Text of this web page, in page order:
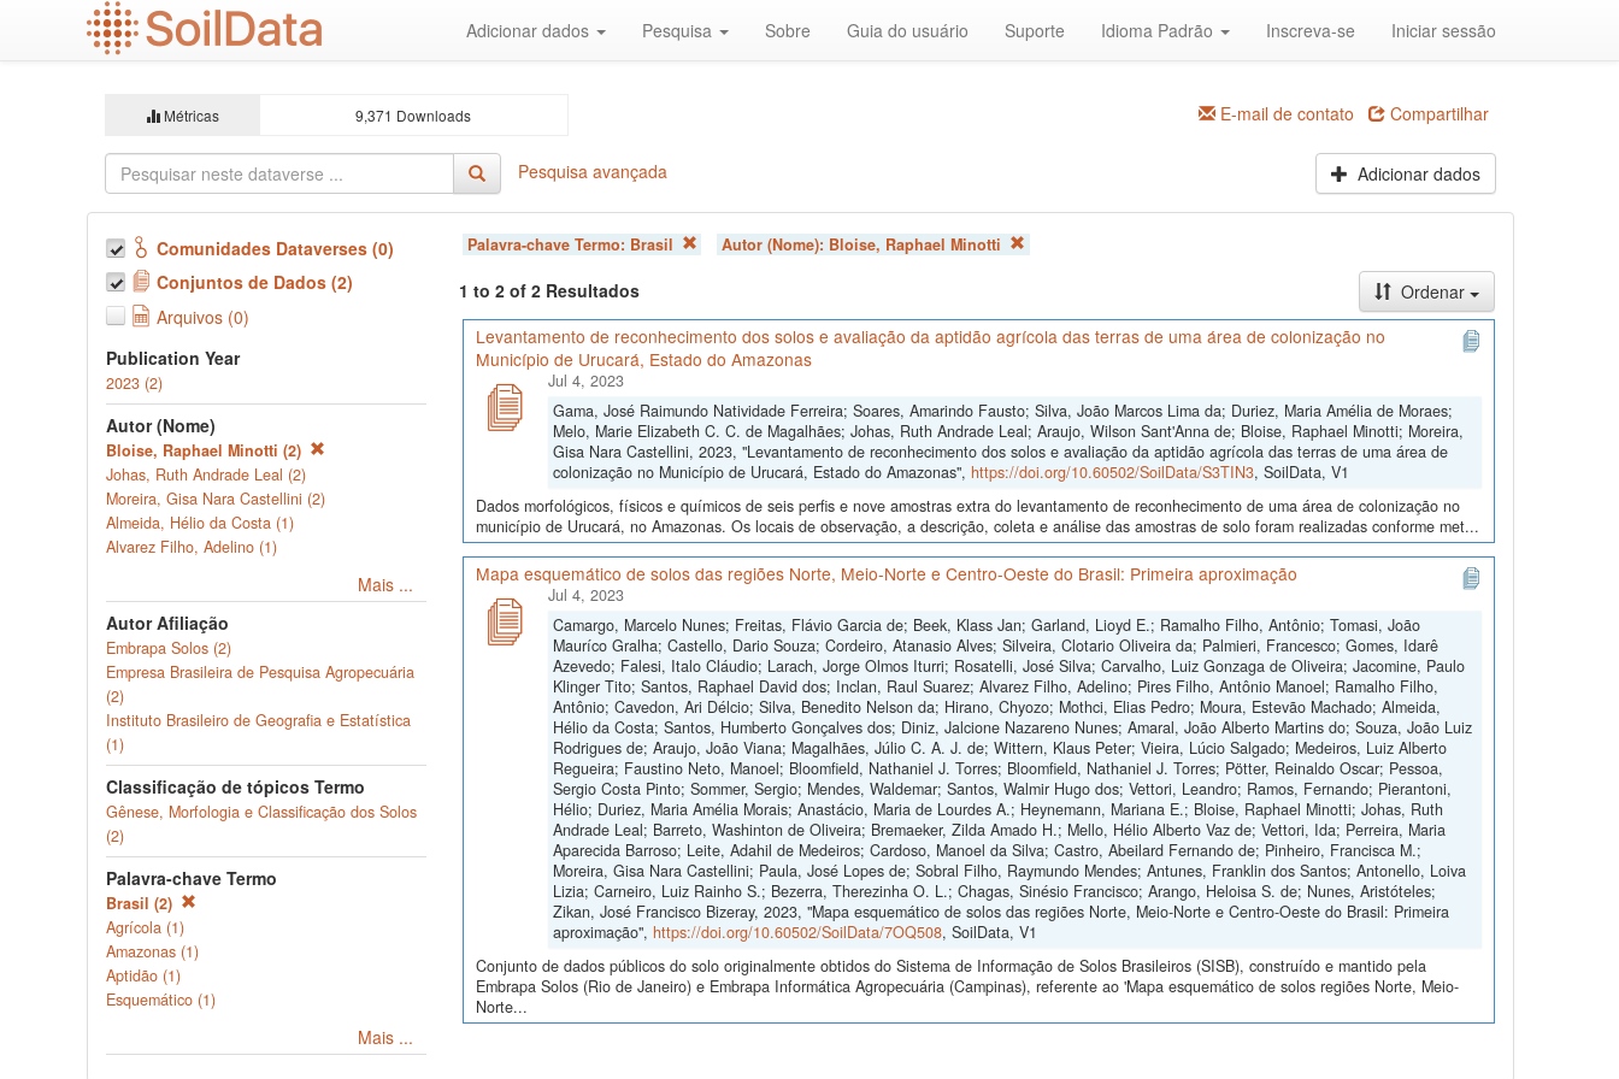
Adicionar dados Pesquisa Sobre Guia do usuário Suporte Idioma Padrão Inscreva-se Iniciar sessão
Métricas 9,371 Downloads E-mail de contato Compartilhar
Pesquisa avançada Adicionar dados
Comunidades Dataverses (0)
Conjuntos de Dados (2)
Arquivos (0)
Publication Year
2023 (2)
Autor (Nome)
Bloise, Raphael Minotti (2)
Johas, Ruth Andrade Leal (2)
Moreira, Gisa Nara Castellini (2)
Almeida, Hélio da Costa (1)
Alvarez Filho, Adelino (1)
Mais ...
Autor Afiliação
Embrapa Solos (2)
Empresa Brasileira de Pesquisa Agropecuária
(2)
Instituto Brasileiro de Geografia e Estatística
(1)
Classificação de tópicos Termo
Gênese, Morfologia e Classificação dos Solos
(2)
Palavra-chave Termo
Brasil (2)
Agrícola (1)
Amazonas (1)
Aptidão (1)
Esquemático (1)
Mais ...
Palavra-chave Termo: Brasil Autor (Nome): Bloise, Raphael Minotti
1 to 2 of 2 Resultados
Ordenar
Levantamento de reconhecimento dos solos e avaliação da aptidão agrícola das terras de uma área de colonização no
Município de Urucará, Estado do Amazonas
Jul 4, 2023
Gama, José Raimundo Natividade Ferreira; Soares, Amarindo Fausto; Silva, João Marcos Lima da; Duriez, Maria Amélia de Moraes;
Melo, Marie Elizabeth C. C. de Magalhães; Johas, Ruth Andrade Leal; Araujo, Wilson Sant'Anna de; Bloise, Raphael Minotti; Moreira,
Gisa Nara Castellini, 2023, "Levantamento de reconhecimento dos solos e avaliação da aptidão agrícola das terras de uma área de
colonização no Município de Urucará, Estado do Amazonas", https://doi.org/10.60502/SoilData/S3TIN3, SoilData, V1
Dados morfológicos, físicos e químicos de seis perfis e nove amostras extra do levantamento de reconhecimento de uma área de colonização no
município de Urucará, no Amazonas. Os locais de observação, a descrição, coleta e análise das amostras de solo foram realizadas conforme met...
Mapa esquemático de solos das regiões Norte, Meio-Norte e Centro-Oeste do Brasil: Primeira aproximação
Jul 4, 2023
Camargo, Marcelo Nunes; Freitas, Flávio Garcia de; Beek, Klass Jan; Garland, Lioyd E.; Ramalho Filho, Antônio; Tomasi, João
Mauríco Gralha; Castello, Dario Souza; Cordeiro, Atanasio Alves; Silveira, Clotario Oliveira da; Palmieri, Francesco; Gomes, Idarê
Azevedo; Falesi, Italo Cláudio; Larach, Jorge Olmos Iturri; Rosatelli, José Silva; Carvalho, Luiz Gonzaga de Oliveira; Jacomine, Paulo
Klinger Tito; Santos, Raphael David dos; Inclan, Raul Suarez; Alvarez Filho, Adelino; Pires Filho, Antônio Manoel; Ramalho Filho,
Antônio; Cavedon, Ari Délcio; Silva, Benedito Nelson da; Hirano, Chyozo; Mothci, Elias Pedro; Moura, Estevão Machado; Almeida,
Hélio da Costa; Santos, Humberto Gonçalves dos; Diniz, Jalcione Nazareno Nunes; Amaral, João Alberto Martins do; Souza, João Luiz
Rodrigues de; Araujo, João Viana; Magalhães, Júlio C. A. J. de; Wittern, Klaus Peter; Vieira, Lúcio Salgado; Medeiros, Luiz Alberto
Regueira; Faustino Neto, Manoel; Bloomfield, Nathaniel J. Torres; Bloomfield, Nathaniel J. Torres; Pötter, Reinaldo Oscar; Pessoa,
Sergio Costa Pinto; Sommer, Sergio; Mendes, Waldemar; Santos, Walmir Hugo dos; Vettori, Leandro; Ramos, Fernando; Pierantoni,
Hélio; Duriez, Maria Amélia Morais; Anastácio, Maria de Lourdes A.; Heynemann, Mariana E.; Bloise, Raphael Minotti; Johas, Ruth
Andrade Leal; Barreto, Washinton de Oliveira; Bremaeker, Zilda Amado H.; Mello, Hélio Alberto Vaz de; Vettori, Ida; Perreira, Maria
Aparecida Barroso; Leite, Adahil de Medeiros; Cardoso, Manoel da Silva; Castro, Abeilard Fernando de; Pinheiro, Francisca M.;
Moreira, Gisa Nara Castellini; Paula, José Lopes de; Sobral Filho, Raymundo Mendes; Antunes, Franklin dos Santos; Antonello, Loiva
Lizia; Carneiro, Luiz Rainho S.; Bezerra, Therezinha O. L.; Chagas, Sinésio Francisco; Arango, Heloisa S. de; Nunes, Aristóteles;
Zikan, José Francisco Bizeray, 2023, "Mapa esquemático de solos das regiões Norte, Meio-Norte e Centro-Oeste do Brasil: Primeira
aproximação", https://doi.org/10.60502/SoilData/7OQ508, SoilData, V1
Conjunto de dados públicos do solo originalmente obtidos do Sistema de Informação de Solos Brasileiros (SISB), construído e mantido pela
Embrapa Solos (Rio de Janeiro) e Embrapa Informática Agropecuária (Campinas), referente ao 'Mapa esquemático de solos regiões Norte, Meio-
Norte...